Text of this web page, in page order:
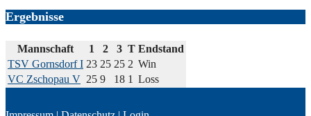
Ergebnisse
Mannschaft 1 2 3 T Endstand
TSV Gornsdorf I 23 25 25 2 Win
VC Zschopau V 25 9 18 1 Loss